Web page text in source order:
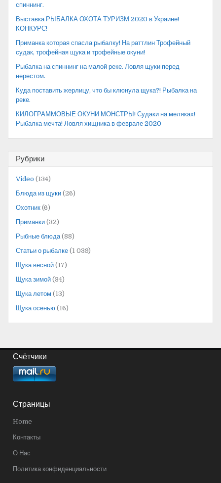
спиннинг.
Выставка РЫБАЛКА ОХОТА ТУРИЗМ 2020 в Украине!
КОНКУРС!
Приманка которая спасла рыбалку! На раттлин Трофейный
судак, трофейная щука и трофейные окуни!
Рыбалка на спиннинг на малой реке. Ловля щуки перед
нерестом.
Куда поставить жерлицу, что бы клюнула щука?! Рыбалка на
реке.
КИЛОГРАММОВЫЕ ОКУНИ МОНСТРЫ! Судаки на меляках!
Рыбалка мечта! Ловля хищника в феврале 2020
Рубрики
Video (134)
Блюда из щуки (26)
Охотник (6)
Приманки (32)
Рыбные блюда(88)
Статьи о рыбалке (1 039)
Щука весной (17)
Щука зимой (34)
Щука летом (13)
Щука осенью (16)
Счётчики
Страницы
Home
Контакты
О Нас
Политика конфиденциальности